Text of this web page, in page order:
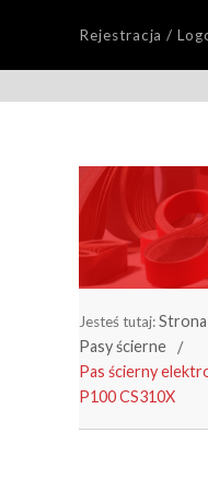
Rejestracja /
Jesteś tutaj:Strona
Pasy ścierne
Pas ścierny
P100 CS310X